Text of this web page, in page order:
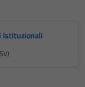
Istituzionali